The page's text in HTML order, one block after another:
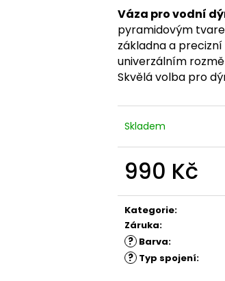
hvězdiček.
Váza pro vodní
pyramidovým
základna a
univerzálním
Skvělá volba pro
Skladem
990 Kč
cena:
Kategorie:
Záruka:
? Barva:
? Typ spojení: